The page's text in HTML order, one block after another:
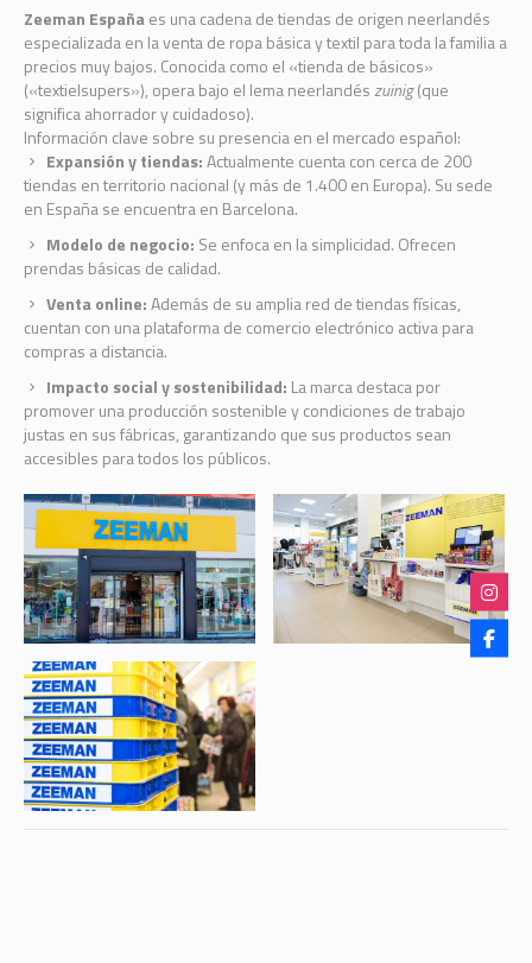
Zeeman Españaes una cadena de tiendas de origen neerlandés
especializada en la venta de ropa básica y textil para toda la familia a
precios muy bajos. Conocida como el «tienda de básicos»
(«textielsupers»), opera bajo el lema neerlandészuinig(que
significa ahorrador y cuidadoso).
Información clave sobre su presencia en el mercado español:
Expansión y tiendas:Actualmente cuenta con cerca de 200
tiendas en territorio nacional (y más de 1.400 en Europa). Su sede
en España se encuentra en Barcelona.
Modelo de negocio: Se enfoca en la simplicidad. Ofrecen
prendas básicas de calidad.
Venta online:Además de su amplia red de tiendas físicas,
cuentan con una plataforma de comercio electrónico activa para
compras a distancia.
Impacto social y sostenibilidad: La marca destaca por
promover una producción sostenible y condiciones de trabajo
justas en sus fábricas, garantizando que sus productos sean
accesibles para todos los públicos.